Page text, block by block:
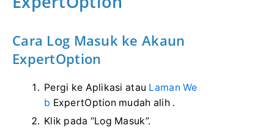
Cara Log Masuk ke Akaun
ExpertOption
Pergi ke Aplikasi atau Laman We
b ExpertOption mudah alih .
Klik pada “Log Masuk”.